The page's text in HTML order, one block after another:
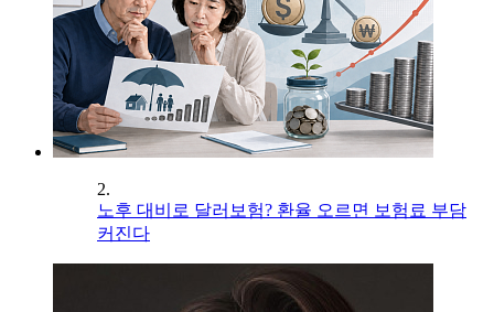
2.
노후 대비로 달러보험? 환율 오르면 보험료 부담
커진다